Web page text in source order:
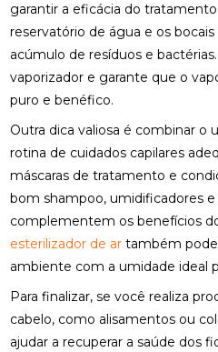
garantir a eficácia do
reservatório de água e os
acúmulo de resíduos e
vaporizador e garante que o
puro e benéfico.
Outra dica valiosa é combinar o
rotina de cuidados capilares
máscaras de tratamento e
bom shampoo, umidificadores
complementem os benefícios
esterilizador de ar também
ambiente com a umidade ideal
Para finalizar, se você realiza
cabelo, como alisamentos ou
ajudar a recuperar a saúde dos